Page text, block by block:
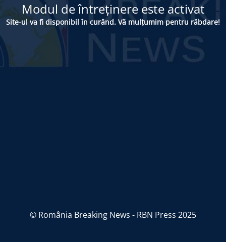
Modul de întreținere este activat
Site-ul va fi disponibil în curând. Vă mulțumim pentru răbdare!
© România Breaking News - RBN Press 2025